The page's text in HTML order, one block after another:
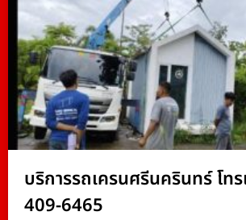
บริการรถเครนศรีนครินทร์ โท
409-6465